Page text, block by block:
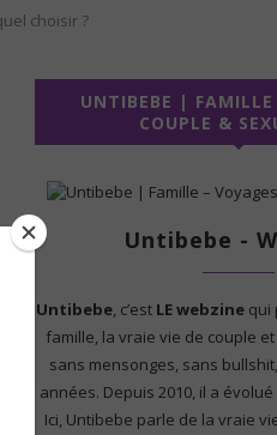
choisir ?
UNTIBEBE | FAMILLE
COUPLE &
Untibebe -
Untibebe, c’est LE webzine qui
famille, la vraie vie de couple
sans mensonges, sans
années. Depuis 2010, il a
Ici, Untibebe parle de la vraie